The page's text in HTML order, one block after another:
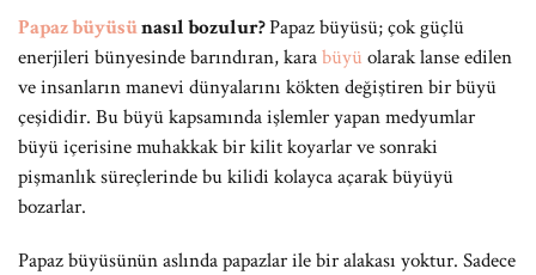
Papaz büyüsünasıl bozulur?Papaz büyüsü; çok güçlü
enerjileri bünyesinde barındıran, karabüyü olarak lanse edilen
ve insanların manevi dünyalarını kökten değiştiren bir büyü
çeşididir. Bu büyü kapsamında işlemler yapan medyumlar
büyü içerisine muhakkak bir kilit koyarlar ve sonraki
pişmanlık süreçlerinde bu kilidi kolayca açarak büyüyü
bozarlar.
Papaz büyüsünün aslında papazlar ile bir alakası yoktur. Sadece